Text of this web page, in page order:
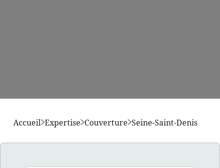
Accueil Expertise Couverture Seine-Saint-Denis